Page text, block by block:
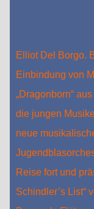
Elliot Del Borgo.
Einbindung von
„Dragonborn“
die jungen
neue
Reise fort und
Schindler’s List“